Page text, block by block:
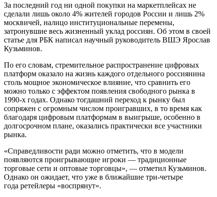
За последний год ни одной покупки на маркетплейсах не
сделали лишь около 4% жителей городов России и лишь 2%
москвичей, налицо институциональные перемены,
затронувшие весь жизненный уклад россиян. Об этом в своей
статье для РБК написал научный руководитель ВШЭ Ярослав
Кузьминов.
По его словам, стремительное распространение цифровых
платформ оказало на жизнь каждого отдельного россиянина
столь мощное экономическое влияние, что сравнить его
можно только с эффектом появления свободного рынка в
1990-х годах. Однако тогдашний переход к рынку был
сопряжен с огромным числом проигравших, в то время как
благодаря цифровым платформам в выигрыше, особенно в
долгосрочном плане, оказались практически все участники
рынка.
«Справедливости ради можно отметить, что в модели
появляются проигрывающие игроки — традиционные
торговые сети и оптовые торговцы», — отметил Кузьминов.
Однако он ожидает, что уже в ближайшие три-четыре
года ретейлеры «воспрянут».